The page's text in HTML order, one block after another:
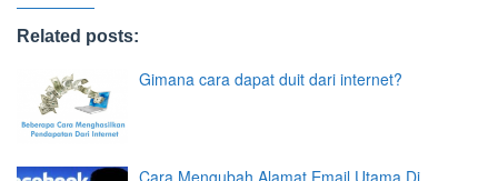
Related posts:
Gimana cara dapat duit dari internet?
Cara Mengubah Alamat Email Utama Di